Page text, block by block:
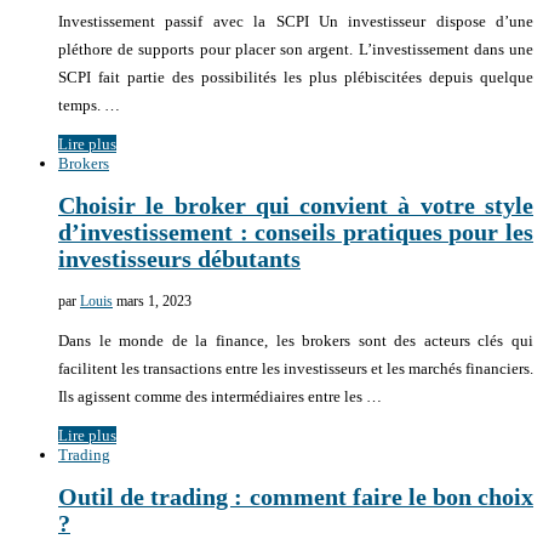
Investissement passif avec la SCPI Un investisseur dispose d’une
pléthore de supports pour placer son argent. L’investissement dans une
SCPI fait partie des possibilités les plus plébiscitées depuis quelque
temps. …
Lire plus
Brokers
Choisir le broker qui convient à votre style
d’investissement : conseils pratiques pour les
investisseurs débutants
par Louis mars 1, 2023
Dans le monde de la finance, les brokers sont des acteurs clés qui
facilitent les transactions entre les investisseurs et les marchés financiers.
Ils agissent comme des intermédiaires entre les …
Lire plus
Trading
Outil de trading : comment faire le bon choix
?